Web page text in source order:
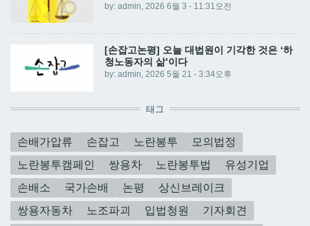
by: admin, 2026 6월 3 - 11:31오전
[손잡고논평] 오늘 대법원이 기각한 것은 ‘하
청노동자의 삶’이다
by: admin, 2026 5월 21 - 3:34오후
태그
손배가압류 손잡고 노란봉투
모의법정
노란봉투캠페인
쌍용차 노란봉투법
유성기업
손배소
국가손배 논평
상신브레이크
쌍용자동차
노조파괴 입법청원
기자회견